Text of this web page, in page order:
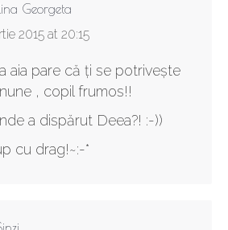
Georgeta
2015 at 20:15
aia pare că ți se potrivește
, copil frumos!!
a dispărut Deea?! :-))
cu drag!~:-*